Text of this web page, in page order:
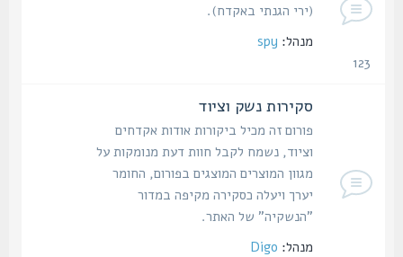
(ירי הגנתי באקדח).
מנהל: spy
סקירות נשק וציוד
פורום זה מכיל ביקורות אודות אקדחים
וציוד, נשמח לקבל חוות דעת מנומקות על
מגוון המוצרים המוצגים בפורום, החומר
יערך ויעלה כסקירה מקיפה במדור
"הנשקיה" של האתר.
מנהל: Digo